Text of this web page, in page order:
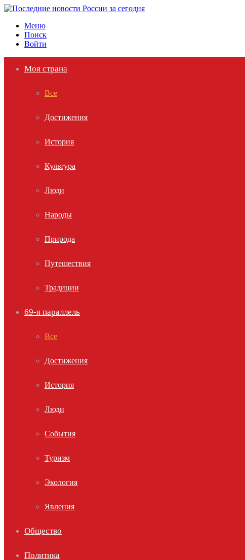
Меню
Поиск
Войти
Моя страна
Все
Достижения
История
Культура
Люди
Народы
Природа
Путешествия
Традиции
69-я параллель
Все
Достижения
История
Люди
События
Туризм
Экология
Явления
Общество
Политика